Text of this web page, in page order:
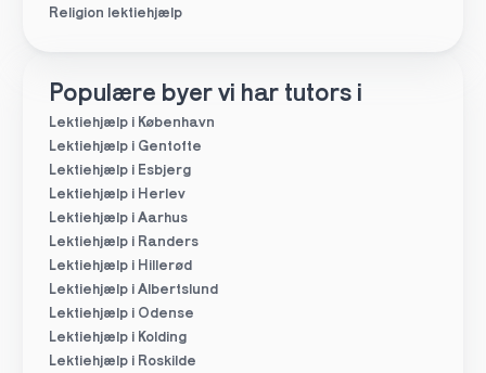
Religion lektiehjælp
Populære byer vi har tutors i
Lektiehjælp i København
Lektiehjælp i Gentofte
Lektiehjælp i Esbjerg
Lektiehjælp i Herlev
Lektiehjælp i Aarhus
Lektiehjælp i Randers
Lektiehjælp i Hillerød
Lektiehjælp i Albertslund
Lektiehjælp i Odense
Lektiehjælp i Kolding
Lektiehjælp i Roskilde